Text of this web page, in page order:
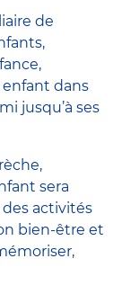
de
dans
jusqu’à ses
sera
activités
bien-être et